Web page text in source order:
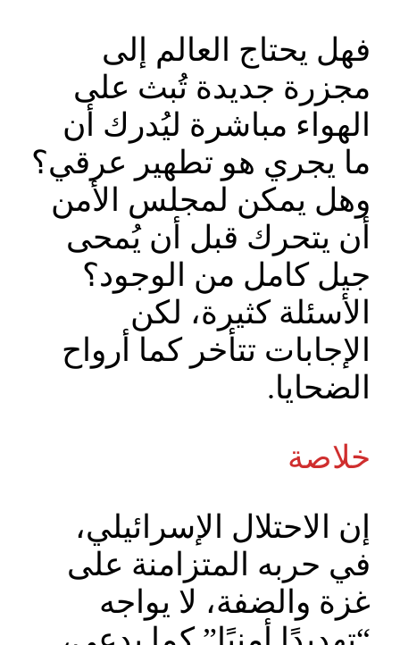
فهل يحتاج العالم إلى
مجزرة جديدة تُبث على
الهواء مباشرة ليُدرك أن
ما يجري هو تطهير عرقي؟
وهل يمكن لمجلس الأمن
أن يتحرك قبل أن يُمحى
جيل كامل من الوجود؟
الأسئلة كثيرة، لكن
الإجابات تتأخر كما أرواح
الضحايا.
خلاصة
إن الاحتلال الإسرائيلي،
في حربه المتزامنة على
غزة والضفة، لا يواجه